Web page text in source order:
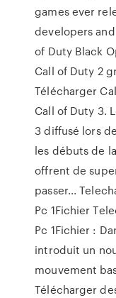
games ever
developers
of Duty Black
Call of Duty 2
Télécharger
Call of Duty 3.
3 diffusé lors
les débuts de
offrent de
passer...
Pc 1Fichier
Pc 1Fichier :
introduit un
mouvement
Télécharger